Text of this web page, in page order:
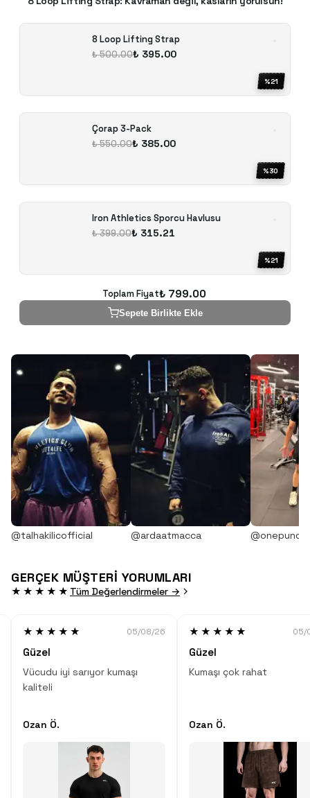
8 Loop Lifting Strap
₺ 500.00₺ 395.00
%21
Çorap 3-Pack
₺ 550.00₺ 385.00
%30
Iron Athletics Sporcu Havlusu
₺ 399.00₺ 315.21
%21
Toplam Fiyat₺ 799.00
Sepete Birlikte Ekle
@talhakilicofficial @ardaatmacca
GERÇEK MÜŞTERİ YORUMLARI
★★★★★ Tüm Değerlendirmeler →
★★★★★ 05/08/26
Güzel
Vücudu iyi sarıyor kumaşı
kaliteli
Ozan Ö.
★★★★★ 05/
Güzel
Kumaşı çok rahat
Ozan Ö.